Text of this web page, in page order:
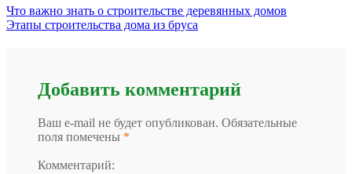
Что важно знать о строительстве деревянных домов
Этапы строительства дома из бруса
Добавить комментарий
Ваш e-mail не будет опубликован. Обязательные
поля помечены *
Комментарий: